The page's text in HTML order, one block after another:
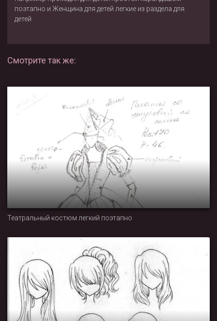
поэтапно и Женщина для детей легкие из раздела для
детей
Смотрите так же:
Театральный костюм легкий поэтапно